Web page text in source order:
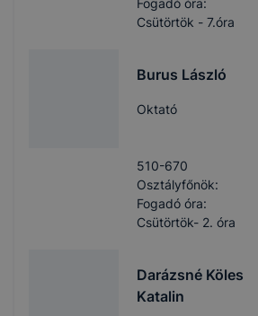
Fogadó óra:
Csütörtök - 7.óra
Burus László
Oktató
510-670
Osztályfőnök:
Fogadó óra:
Csütörtök- 2. óra
Darázsné Köles
Katalin